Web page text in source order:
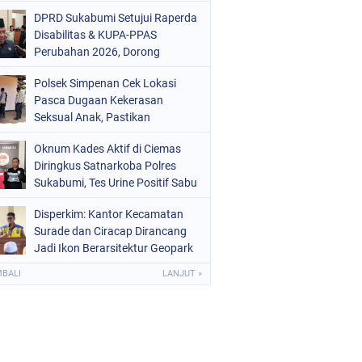
DPRD Sukabumi Setujui Raperda
Disabilitas & KUPA-PPAS
Perubahan 2026, Dorong
Polsek Simpenan Cek Lokasi
Pasca Dugaan Kekerasan
Seksual Anak, Pastikan
Oknum Kades Aktif di Ciemas
Diringkus Satnarkoba Polres
Sukabumi, Tes Urine Positif Sabu
Disperkim: Kantor Kecamatan
Surade dan Ciracap Dirancang
Jadi Ikon Berarsitektur Geopark
LANJUT »